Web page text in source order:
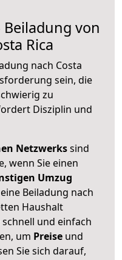
Beiladung von
Rica
nach Costa
sein, die
zu
Disziplin und
Netzwerkssind
wenn Sie einen
Umzug
Beiladung nach
Haushalt
und einfach
um Preise und
Sie sich darauf,